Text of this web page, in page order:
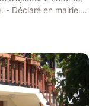
- Déclaré en mairie. -
avec une
- Grand
de 120 ...